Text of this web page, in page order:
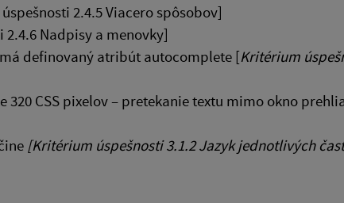
2.4.5 Viacero spôsobov]
Nadpisy a menovky]
definovaný atribút autocomplete [Kritérium
CSS pixelov – pretekanie textu mimo okno
[Kritérium úspešnosti 3.1.2 Jazyk jednotlivých